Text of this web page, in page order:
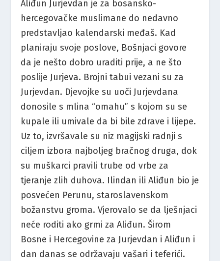
Aliđun Jurjevdan je za bosansko-
hercegovačke muslimane do nedavno
predstavljao kalendarski međaš. Kad
planiraju svoje poslove, Bošnjaci govore
da je nešto dobro uraditi prije, a ne što
poslije Jurjeva. Brojni tabui vezani su za
Jurjevdan. Djevojke su uoči Jurjevdana
donosile s mlina “omahu” s kojom su se
kupale ili umivale da bi bile zdrave i lijepe.
Uz to, izvršavale su niz magijski radnji s
ciljem izbora najboljeg bračnog druga, dok
su muškarci pravili trube od vrbe za
tjeranje zlih duhova. Ilindan ili Aliđun bio je
posvećen Perunu, staroslavenskom
božanstvu groma. Vjerovalo se da lješnjaci
neće roditi ako grmi za Aliđun. Širom
Bosne i Hercegovine za Jurjevdan i Aliđun i
dan danas se održavaju vašari i teferići.